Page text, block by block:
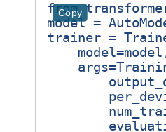
Copy
from
model =
trainer =
model=model
args=